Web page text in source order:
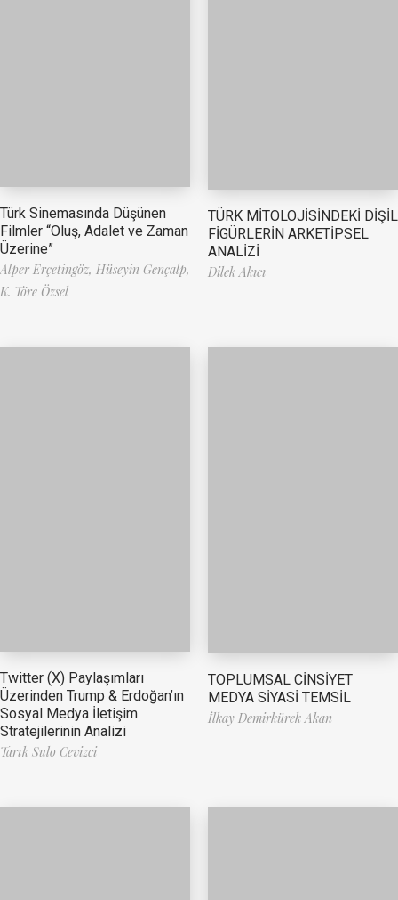
Türk Sinemasında Düşünen
Filmler “Oluş, Adalet ve Zaman
Üzerine”
Alper Erçetingöz, Hüseyin Gençalp,
K. Töre Özsel
TÜRK MİTOLOJİSİNDEKİ DİŞİL
FİGÜRLERİN ARKETİPSEL
ANALİZİ
Dilek Akıcı
Twitter (X) Paylaşımları
Üzerinden Trump & Erdoğan’ın
Sosyal Medya İletişim
Stratejilerinin Analizi
Tarık Sulo Cevizci
TOPLUMSAL CİNSİYET
MEDYA SİYASİ TEMSİL
İlkay Demirkürek Akan